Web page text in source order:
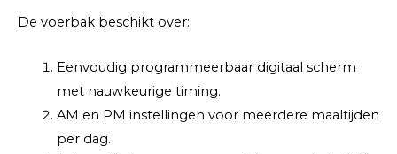
De voerbak beschikt over:
Eenvoudig programmeerbaar digitaal scherm
met nauwkeurige timing.
AM en PM instellingen voor meerdere maaltijden
per dag.